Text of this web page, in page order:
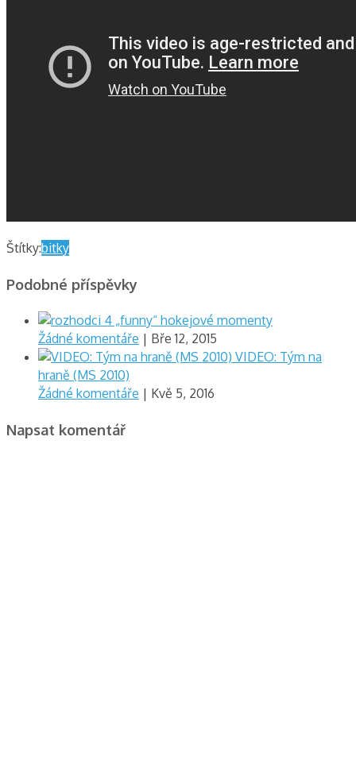
Štítky:bitky
Podobné příspěvky
4 „funny“ hokejové momenty
Žádné komentáře | Bře 12, 2015
VIDEO: Tým na
hraně (MS 2010)
Žádné komentáře | Kvě 5, 2016
Napsat komentář